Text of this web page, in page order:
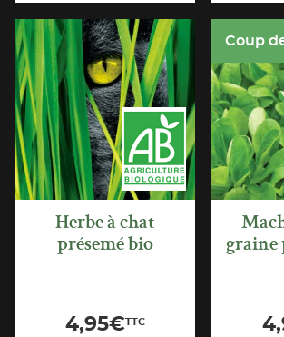
Herbe à chat
présemé bio
4,95€TTC
APERÇU
RAPIDE
Coup
graine